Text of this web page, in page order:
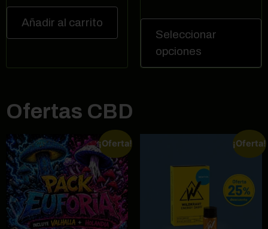
Añadir al carrito
Seleccionar
opciones
Ofertas CBD
¡Oferta! ¡Oferta!